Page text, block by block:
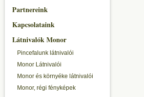
Partnereink
Kapcsolataink
Látnivalók Monor
Pincefalunk látnivalói
Monor Látnivalói
Monor és környéke látnivalói
Monor, régi fényképek